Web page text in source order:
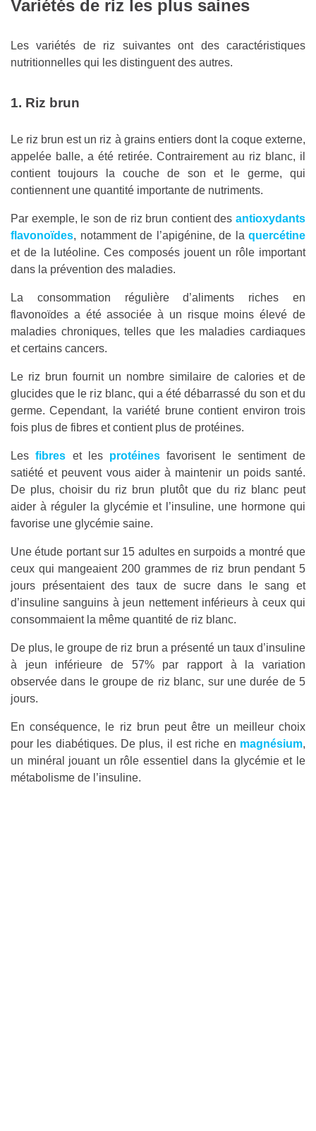
Variétés de riz les plus saines
Les variétés de riz suivantes ont des caractéristiques
nutritionnelles qui les distinguent des autres.
1. Riz brun
Le riz brun est un riz à grains entiers dont la coque externe,
appelée balle, a été retirée. Contrairement au riz blanc, il
contient toujours la couche de son et le germe, qui
contiennent une quantité importante de nutriments.
Par exemple, le son de riz brun contient des antioxydants
flavonoïdes, notamment de l’apigénine, de la quercétine
et de la lutéoline. Ces composés jouent un rôle important
dans la prévention des maladies.
La consommation régulière d’aliments riches en
flavonoïdes a été associée à un risque moins élevé de
maladies chroniques, telles que les maladies cardiaques
et certains cancers.
Le riz brun fournit un nombre similaire de calories et de
glucides que le riz blanc, qui a été débarrassé du son et du
germe. Cependant, la variété brune contient environ trois
fois plus de fibres et contient plus de protéines.
Lesfibres et les protéines favorisent le sentiment de
satiété et peuvent vous aider à maintenir un poids santé.
De plus, choisir du riz brun plutôt que du riz blanc peut
aider à réguler la glycémie et l’insuline, une hormone qui
favorise une glycémie saine.
Une étude portant sur 15 adultes en surpoids a montré que
ceux qui mangeaient 200 grammes de riz brun pendant 5
jours présentaient des taux de sucre dans le sang et
d’insuline sanguins à jeun nettement inférieurs à ceux qui
consommaient la même quantité de riz blanc.
De plus, le groupe de riz brun a présenté un taux d’insuline
à jeun inférieure de 57% par rapport à la variation
observée dans le groupe de riz blanc, sur une durée de 5
jours.
En conséquence, le riz brun peut être un meilleur choix
pour les diabétiques. De plus, il est riche en magnésium,
un minéral jouant un rôle essentiel dans la glycémie et le
métabolisme de l’insuline.